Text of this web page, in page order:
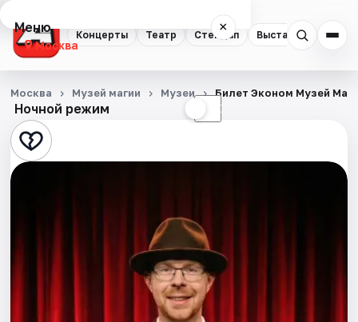
Концерты Театр Стендап Выставки
Меню ×
Москва
Концерты
Театр
Стендап
Ночной режим ☾
Москва Музей магии Музеи Билет Эконом Музей